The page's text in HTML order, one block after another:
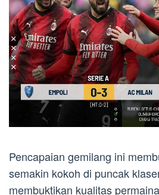
Pencapaian gemilang ini
semakin kokoh di puncak
membuktikan kualitas